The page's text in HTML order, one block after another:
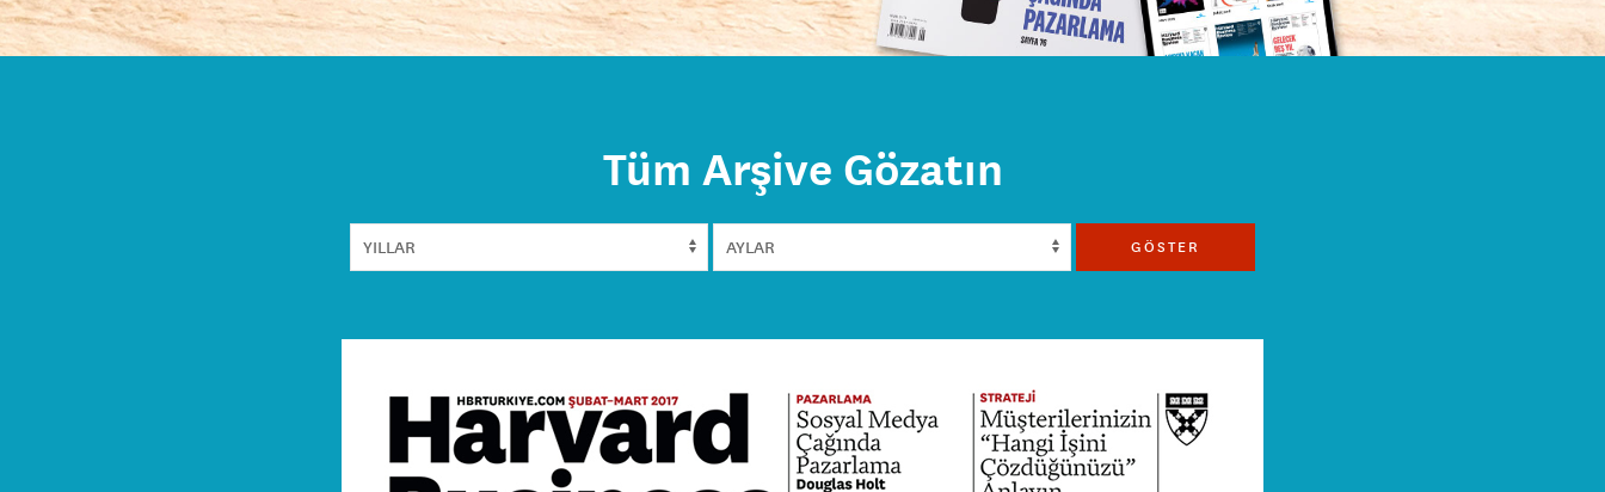
Tüm Arşive Gözatın
GÖSTER